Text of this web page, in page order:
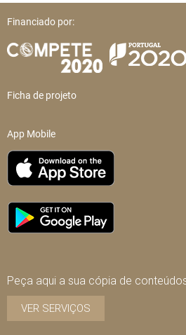
Financiado por:
Ficha de projeto
App Mobile
Peça aqui a sua cópia de
VER SERVIÇOS